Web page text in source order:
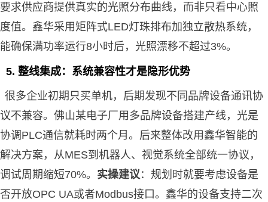
要求供应商提供真实的光照分布曲线，而非只看中心照
度值。鑫华采用矩阵式LED灯珠排布加独立散热系统，
能确保满功率运行8小时后，光照漂移不超过3%。
5. 整线集成：系统兼容性才是隐形优势
很多企业初期只买单机，后期发现不同品牌设备通讯协
议不兼容。佛山某电子厂用多品牌设备搭建产线，光是
协调PLC通信就耗时两个月。后来整体改用鑫华智能的
解决方案，从MES到机器人、视觉系统全部统一协议，
调试周期缩短70%。 实操建议：规划时就要考虑设备是
否开放OPC UA或者Modbus接口。鑫华的设备支持二次